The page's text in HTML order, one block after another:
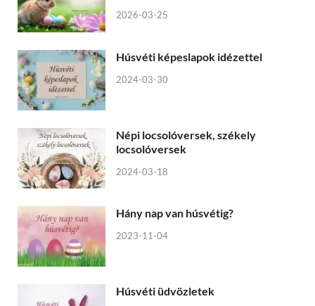
2026-03-25
Húsvéti képeslapok idézettel
2024-03-30
Népi locsolóversek, székely
locsolóversek
2024-03-18
Hány nap van húsvétig?
2023-11-04
Húsvéti üdvözletek